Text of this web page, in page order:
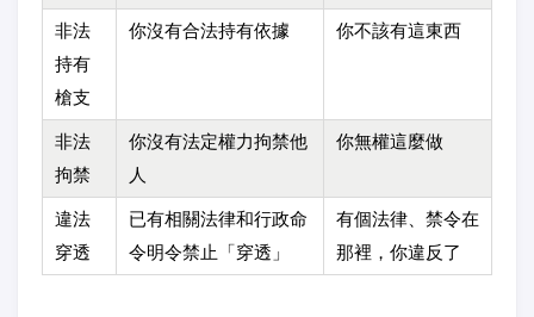
非法
持有
槍支
你沒有合法持有依據 你不該有這東西
非法
拘禁
你沒有法定權力拘禁他
人
你無權這麼做
違法
穿透
已有相關法律和行政命
令明令禁止「穿透」
有個法律、禁令在
那裡，你違反了